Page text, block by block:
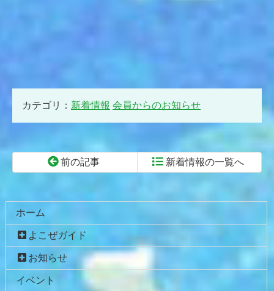
カテゴリ： 新着情報 会員からのお知らせ
前の記事
新着情報の一覧へ
ン
文
の
へ
ホーム
よこぜガイド
お知らせ
イベント